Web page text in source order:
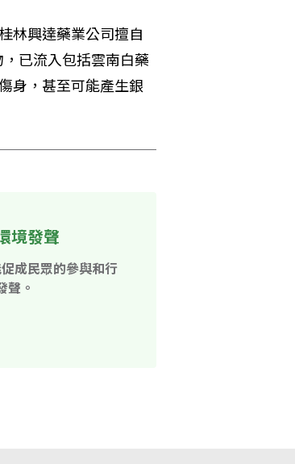
林興達藥業公司擅自
已流入包括雲南白藥
身，甚至可能產生銀
境發聲
成民眾的參與和行
聲。